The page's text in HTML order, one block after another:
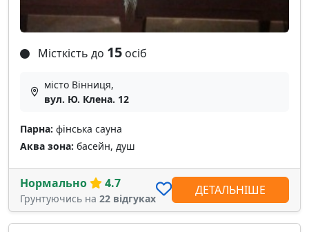
Місткість до 15 осіб
місто Вінниця,
вул. Ю. Клена. 12
Парна: фінська сауна
Аква зона: басейн, душ
Нормально 4.7
Грунтуючись на 22 відгуках
ДЕТАЛЬНІШЕ